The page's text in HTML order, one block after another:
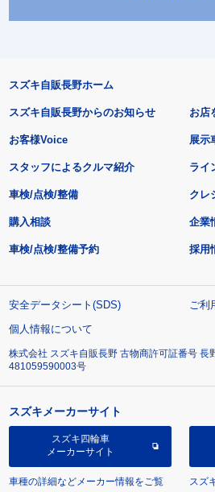
スズキ自販長野ホーム
スズキ自販長野からのお知らせ
お客様Voice
スタッフによるクルマ紹介
お店
展示
ライ
車検/点検/整備 クレ
購入相談
車検/点検/整備予約
企業
採用
安全データシート(SDS)
ご利
個人情報について
株式会社 スズキ自販長野 古物商許可証番号 長
481059590003号
スズキメーカーサイト
スズキ四輪車
メーカーサイト
車種の詳細などメーカー情報をご覧 スズ